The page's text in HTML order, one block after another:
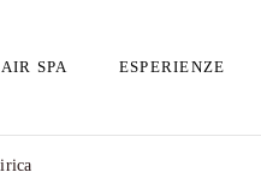
SPA ESPERIENZE